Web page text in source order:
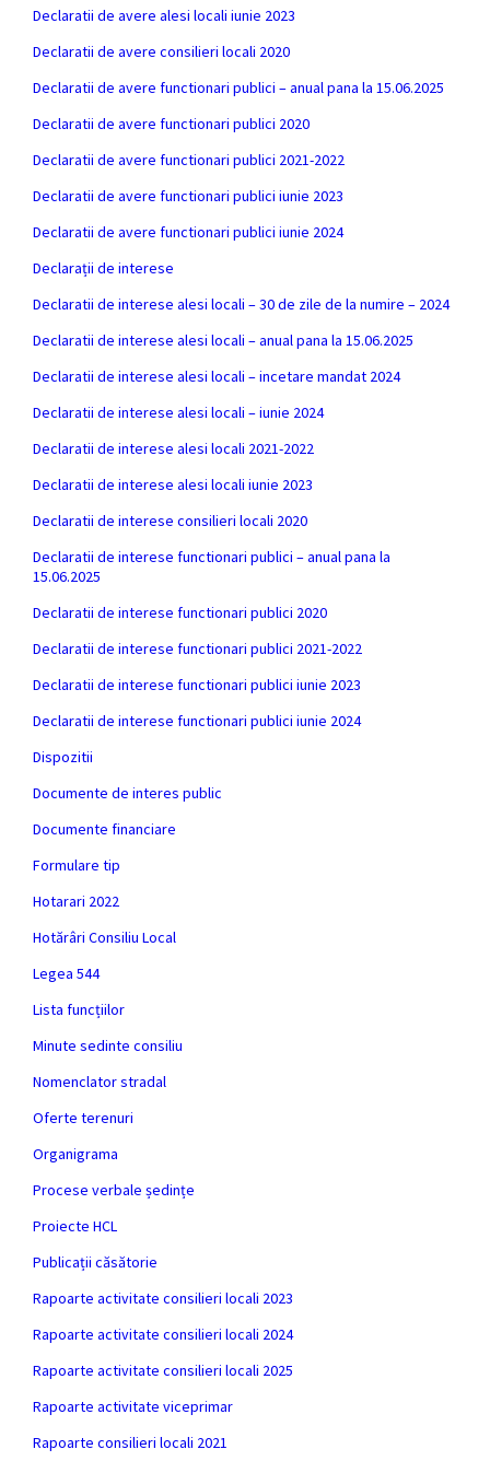
Declaratii de avere alesi locali iunie 2023
Declaratii de avere consilieri locali 2020
Declaratii de avere functionari publici – anual pana la 15.06.2025
Declaratii de avere functionari publici 2020
Declaratii de avere functionari publici 2021-2022
Declaratii de avere functionari publici iunie 2023
Declaratii de avere functionari publici iunie 2024
Declarații de interese
Declaratii de interese alesi locali – 30 de zile de la numire – 2024
Declaratii de interese alesi locali – anual pana la 15.06.2025
Declaratii de interese alesi locali – incetare mandat 2024
Declaratii de interese alesi locali – iunie 2024
Declaratii de interese alesi locali 2021-2022
Declaratii de interese alesi locali iunie 2023
Declaratii de interese consilieri locali 2020
Declaratii de interese functionari publici – anual pana la
15.06.2025
Declaratii de interese functionari publici 2020
Declaratii de interese functionari publici 2021-2022
Declaratii de interese functionari publici iunie 2023
Declaratii de interese functionari publici iunie 2024
Dispozitii
Documente de interes public
Documente financiare
Formulare tip
Hotarari 2022
Hotărâri Consiliu Local
Legea 544
Lista funcțiilor
Minute sedinte consiliu
Nomenclator stradal
Oferte terenuri
Organigrama
Procese verbale ședințe
Proiecte HCL
Publicații căsătorie
Rapoarte activitate consilieri locali 2023
Rapoarte activitate consilieri locali 2024
Rapoarte activitate consilieri locali 2025
Rapoarte activitate viceprimar
Rapoarte consilieri locali 2021